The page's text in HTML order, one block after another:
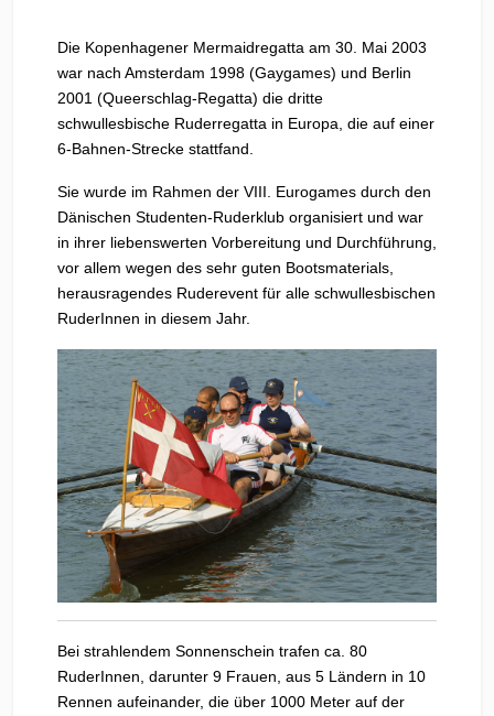
Die Kopenhagener Mermaidregatta am 30. Mai 2003
war nach Amsterdam 1998 (Gaygames) und Berlin
2001 (Queerschlag-Regatta) die dritte
schwullesbische Ruderregatta in Europa, die auf einer
6-Bahnen-Strecke stattfand.
Sie wurde im Rahmen der VIII. Eurogames durch den
Dänischen Studenten-Ruderklub organisiert und war
in ihrer liebenswerten Vorbereitung und Durchführung,
vor allem wegen des sehr guten Bootsmaterials,
herausragendes Ruderevent für alle schwullesbischen
RuderInnen in diesem Jahr.
Bei strahlendem Sonnenschein trafen ca. 80
RuderInnen, darunter 9 Frauen, aus 5 Ländern in 10
Rennen aufeinander, die über 1000 Meter auf der